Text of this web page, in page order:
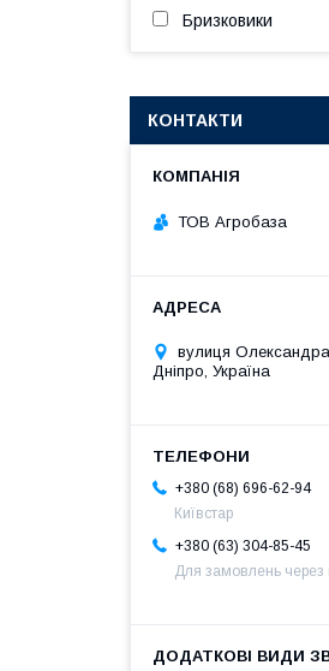
Бризковики
КОНТАКТИ
ТОВ Агробаза
вулиця
Дніпро, Україна
+380 (68) 696-62-94
Київстар
+380 (63) 304-85-45
Для замовлень через